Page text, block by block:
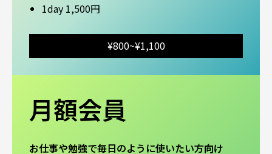
1day 1,500円
¥800~¥1,100
月額会員
お仕事や勉強で毎日のように使いたい方向け